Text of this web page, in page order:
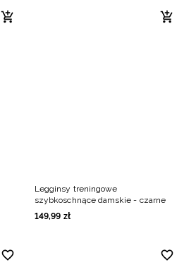
Legginsy treningowe
szybkoschnące damskie - czarne
149,99 zł